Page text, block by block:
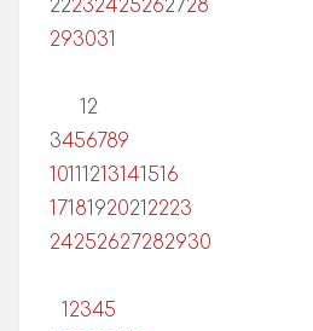
22232425262728
293031
1 2
3456789
10111213141516
1718192021 2223
24252627282930
1 2345